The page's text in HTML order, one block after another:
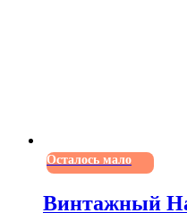
Осталось мало
Винтажный